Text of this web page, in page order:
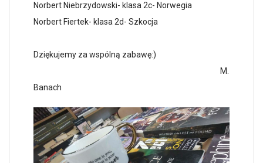
Norbert Niebrzydowski- klasa 2c- Norwegia
Norbert Fiertek- klasa 2d- Szkocja
Dziękujemy za wspólną zabawę:)
M.
Banach